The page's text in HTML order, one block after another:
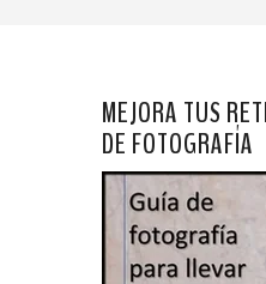
MEJORA TUS
DE FOTOGRAFÍA